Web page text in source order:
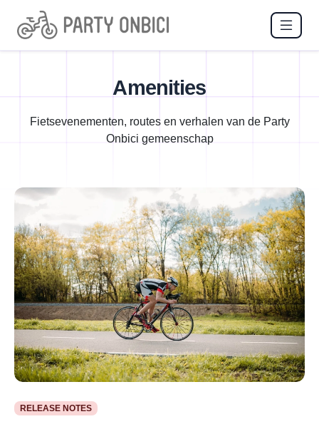
Amenities
Fietsevenementen, routes en verhalen van de Party
Onbici gemeenschap
RELEASE NOTES